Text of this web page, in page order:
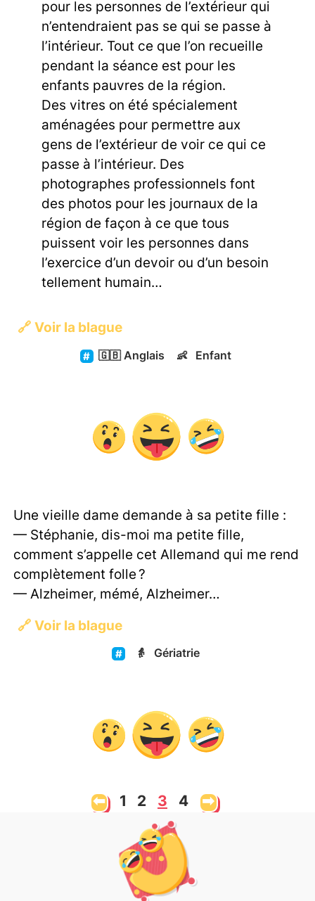
pour les personnes de l’extérieur qui
n’entendraient pas se qui se passe à
l’intérieur. Tout ce que l’on recueille
pendant la séance est pour les
enfants pauvres de la région.
Des vitres on été spécialement
aménagées pour permettre aux
gens de l’extérieur de voir ce qui ce
passe à l’intérieur. Des
photographes professionnels font
des photos pour les journaux de la
région de façon à ce que tous
puissent voir les personnes dans
l’exercice d’un devoir ou d’un besoin
tellement humain…
🔗 Voir la blague
🇬🇧Anglais 👶 Enfant
Une vieille dame demande à sa petite fille :
— Stéphanie, dis-moi ma petite fille,
comment s’appelle cet Allemand qui me rend
complètement folle ?
— Alzheimer, mémé, Alzheimer…
🔗 Voir la blague
👵 Gériatrie
⬅ 1 2 3 4 ➡